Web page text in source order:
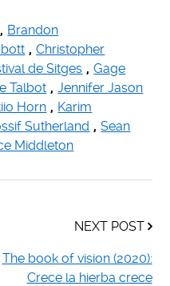
, Brandon
, Christopher
de Sitges , Gage
Talbot , Jennifer Jason
Horn , Karim
Sutherland , Sean
Middleton
NEXT POST
The book of vision (2020):
Crece la hierba crece